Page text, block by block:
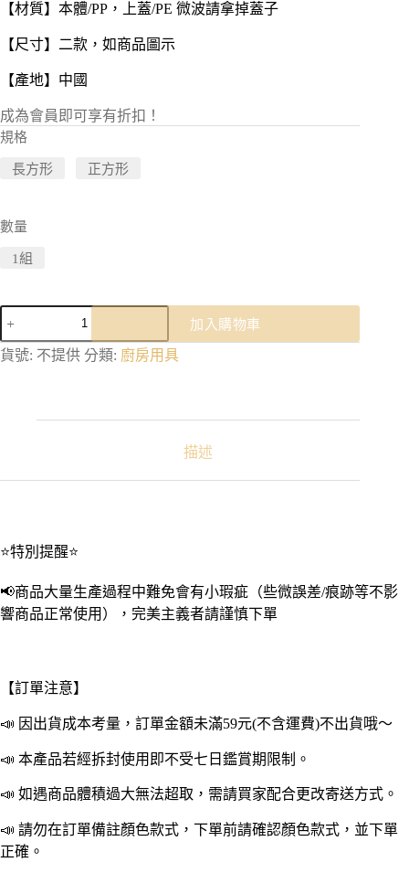
【材質】本體/PP，上蓋/PE 微波請拿掉蓋子
【尺寸】二款，如商品圖示
【產地】中國
成為會員即可享有折扣！
規格
長方形 正方形
數量
1組
保
冷
保
鮮
盒
盒
冷
凍
凍
盒
封
保
加入購物車
貨號: 不提供 分類: 廚房用具
描述
⭐特別提醒⭐
📢商品大量生產過程中難免會有小瑕疵（些微誤差/痕跡等不影
響商品正常使用），完美主義者請謹慎下單
【訂單注意】
📣 因出貨成本考量，訂單金額未滿59元(不含運費)不出貨哦～
📣 本產品若經拆封使用即不受七日鑑賞期限制。
📣 如遇商品體積過大無法超取，需請買家配合更改寄送方式。
📣 請勿在訂單備註顏色款式，下單前請確認顏色款式，並下單
正確。